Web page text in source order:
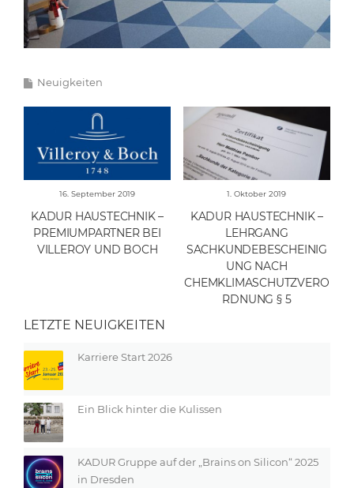
Neuigkeiten
16. September 2019
KADUR HAUSTECHNIK –
PREMIUMPARTNER BEI
VILLEROY UND BOCH
1. Oktober 2019
KADUR HAUSTECHNIK –
LEHRGANG
SACHKUNDEBESCHEINIG
UNG NACH
CHEMKLIMASCHUTZVERO
RDNUNG § 5
LETZTE NEUIGKEITEN
Karriere Start 2026
Ein Blick hinter die Kulissen
KADUR Gruppe auf der „Brains on Silicon“ 2025
in Dresden